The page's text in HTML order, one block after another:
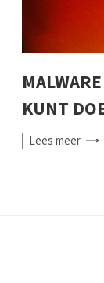
KUNT
Leesmeer